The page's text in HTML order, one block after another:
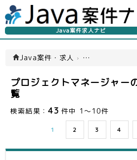
Java案件求人ナビ
Java案件・求人 › プロジェクトマ
プロジェクトマネージャー
覧
検索結果： 43 件中 1～10件
1 2 3 4